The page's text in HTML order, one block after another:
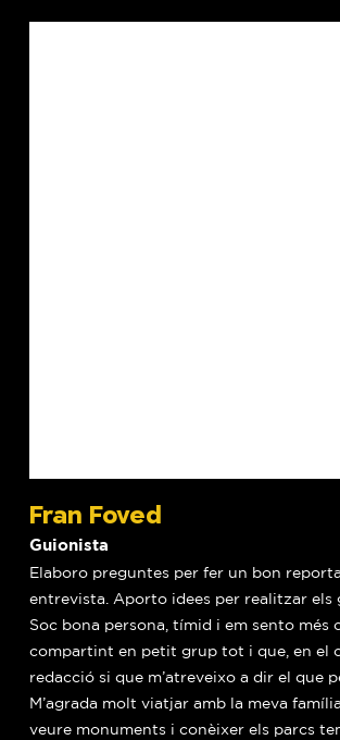
Fran Foved
Guionista
Elaboro preguntes per fer un bon
entrevista. Aporto idees per realitzar els
Soc bona persona, tímid i em sento més
compartint en petit grup tot i que, en el
redacció si que m’atreveixo a dir el que
M’agrada molt viatjar amb la meva
veure monuments i conèixer els parcs